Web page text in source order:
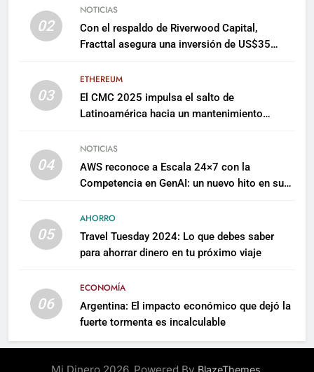
02
NOTICIAS
Con el respaldo de Riverwood Capital,
Fracttal asegura una inversión de US$35
03
ETHEREUM
El CMC 2025 impulsa el salto de
Latinoamérica hacia un mantenimiento
04
NOTICIAS
AWS reconoce a Escala 24×7 con la
Competencia en GenAI: un nuevo hito en su
05
AHORRO
Travel Tuesday 2024: Lo que debes saber
para ahorrar dinero en tu próximo viaje
06
ECONOMÍA
Argentina: El impacto económico que dejó la
fuerte tormenta es incalculable
BlazeThemes